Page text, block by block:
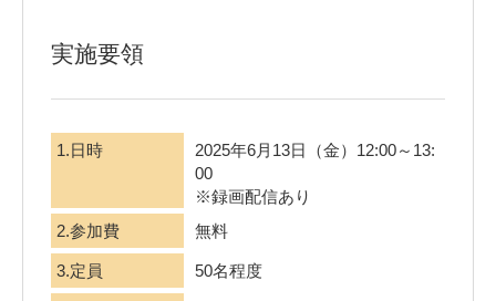
実施要領
1.日時
2025年6月13日（金）12:00～13:
00
※録画配信あり
2.参加費
無料
3.定員 50名程度